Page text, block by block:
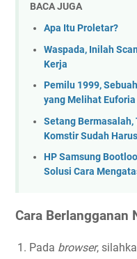
BACA JUGA
Apa Itu Proletar?
Waspada, Inilah
Kerja
Pemilu 1999,
yang Melihat
Setang
Komstir Sudah
HP Samsung
Solusi Cara
Cara Berlangganan
Pada browser,